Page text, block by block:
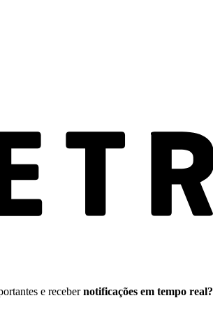
e receber notificações em tempo real?